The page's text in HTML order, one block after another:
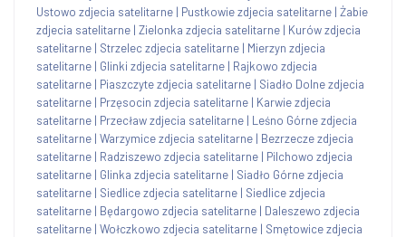
Ustowo zdjecia satelitarne | Pustkowie zdjecia satelitarne | Żabie
zdjecia satelitarne | Zielonka zdjecia satelitarne | Kurów zdjecia
satelitarne | Strzelec zdjecia satelitarne | Mierzyn zdjecia
satelitarne | Glinki zdjecia satelitarne | Rajkowo zdjecia
satelitarne | Piaszczyte zdjecia satelitarne | Siadło Dolne zdjecia
satelitarne | Przęsocin zdjecia satelitarne | Karwie zdjecia
satelitarne | Przecław zdjecia satelitarne | Leśno Górne zdjecia
satelitarne | Warzymice zdjecia satelitarne | Bezrzecze zdjecia
satelitarne | Radziszewo zdjecia satelitarne | Pilchowo zdjecia
satelitarne | Glinka zdjecia satelitarne | Siadło Górne zdjecia
satelitarne | Siedlice zdjecia satelitarne | Siedlice zdjecia
satelitarne | Będargowo zdjecia satelitarne | Daleszewo zdjecia
satelitarne | Wołczkowo zdjecia satelitarne | Smętowice zdjecia